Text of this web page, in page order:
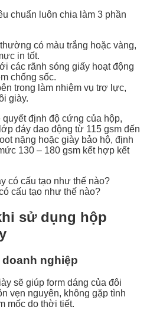
chuẩn luôn chia làm 3 phần
có màu trắng hoặc vàng,
in tốt.
các rãnh sóng giấy hoạt động
chống sốc.
trong làm nhiệm vụ trợ lực,
giày.
định độ cứng của hộp,
đáy dao động từ 115 gsm đến
nặng hoặc giày bảo hộ, định
130 – 180 gsm kết hợp kết
cấu tạo như thế nào?
sử dụng hộp
nghiệp
sẽ giúp form dáng của đôi
vẹn nguyên, không gặp tình
mốc do thời tiết.